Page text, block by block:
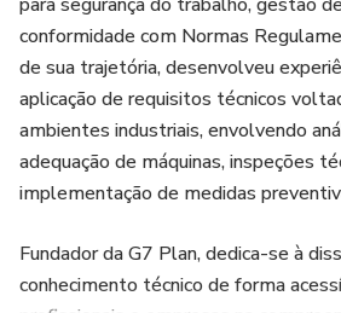
conformidade com Normas
de sua trajetória, desenvolveu
aplicação de requisitos técnicos
ambientes industriais, envolvendo
adequação de máquinas, inspeções
implementação de medidas
Fundador da G7 Plan, dedica-se à
conhecimento técnico de forma